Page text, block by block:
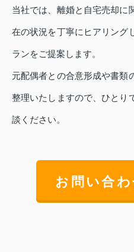
当社では、離婚と自宅売却に
在の状況を丁寧にヒアリング
ランをご提案します。
元配偶者との合意形成や書類
整理いたしますので、ひとり
談ください。
お問い合